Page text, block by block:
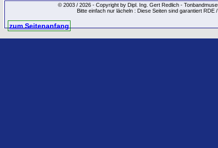
© 2003 / 2026 - Copyright by Dipl. Ing. Gert Redlich -
Bitte einfach nur lächeln : Diese Seiten sind garantiert
zum Seitenanfang